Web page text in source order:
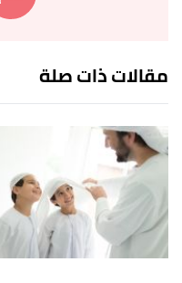
رواه البخاري، في
↑خالد الخراز،موسوعة
↑سورة محمد، آية:22
خالد الخراز،
بتصرّف.
↑سورة الروم، آية:38
مقالات ذات صلة